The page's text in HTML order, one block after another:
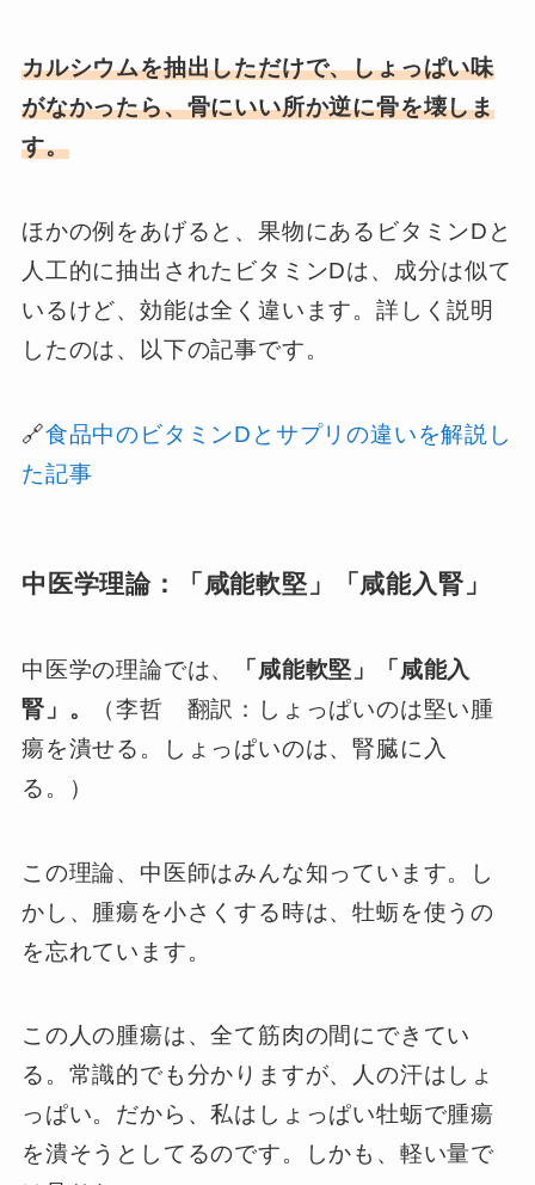
カルシウムを抽出しただけで、しょっぱい味
がなかったら、骨にいい所か逆に骨を壊しま
す。
ほかの例をあげると、果物にあるビタミンDと
人工的に抽出されたビタミンDは、成分は似て
いるけど、効能は全く違います。詳しく説明
したのは、以下の記事です。
🔗食品中のビタミンDとサプリの違いを解説し
た記事
中医学理論： 「咸能軟堅」「咸能入腎」
中医学の理論では、
「咸能軟堅」「咸能入
腎」。
（李哲 翻訳：しょっぱいのは堅い腫
瘍を潰せる。しょっぱいのは、腎臓に入
る。）
この理論、中医師はみんな知っています。し
かし、腫瘍を小さくする時は、牡蛎を使うの
を忘れています。
この人の腫瘍は、全て筋肉の間にできてい
る。常識的でも分かりますが、人の汗はしょ
っぱい。だから、私はしょっぱい牡蛎で腫瘍
を潰そうとしてるのです。しかも、軽い量で